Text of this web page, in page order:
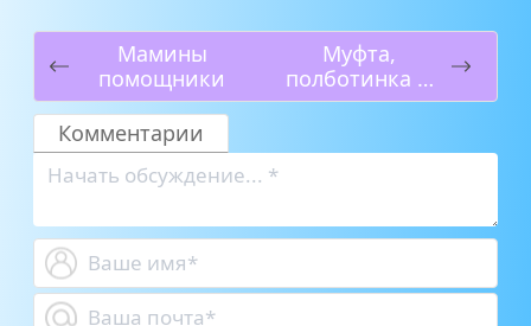
Мамины
помощники
Муфта,
полботинка и
моховая
Комментарии